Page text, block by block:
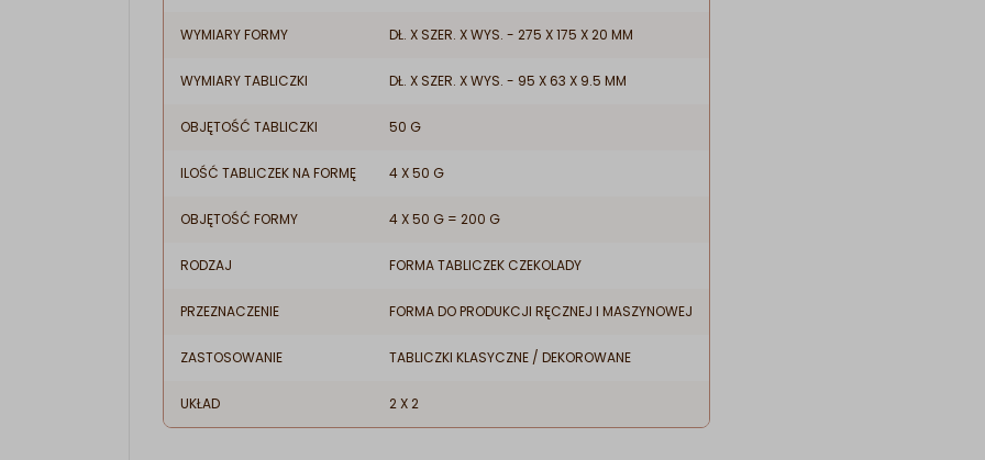
WYMIARY FORMY DŁ. X SZER. X WYS. - 275 X 175 X 20 MM
WYMIARY TABLICZKI DŁ. X SZER. X WYS. - 95 X 63 X 9.5 MM
OBJĘTOŚĆ TABLICZKI 50 G
ILOŚĆ TABLICZEK NA FORMĘ 4 X 50 G
OBJĘTOŚĆ FORMY 4 X 50 G = 200 G
RODZAJ FORMA TABLICZEK CZEKOLADY
PRZEZNACZENIE FORMA DO PRODUKCJI RĘCZNEJ I MASZYNOWEJ
ZASTOSOWANIE TABLICZKI KLASYCZNE / DEKOROWANE
UKŁAD 2 X 2